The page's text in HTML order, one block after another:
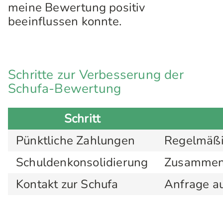
meine Bewertung positiv
beeinflussen konnte.
Schritte zur Verbesserung der
Schufa-Bewertung
Schritt
Pünktliche Zahlungen
Schuldenkonsolidierung
Kontakt zur Schufa
Anfrage